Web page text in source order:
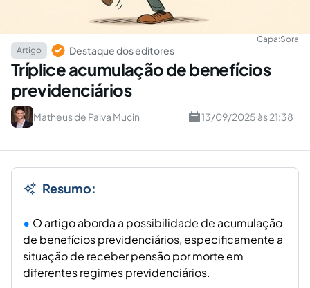
Capa:Sora
Artigo
Destaque dos editores
Tríplice acumulação de benefícios
previdenciários
Matheus de Paiva Mucin 13/09/2025 às 21:38
Resumo:
O artigo aborda a possibilidade de acumulação
de benefícios previdenciários, especificamente a
situação de receber pensão por morte em
diferentes regimes previdenciários.